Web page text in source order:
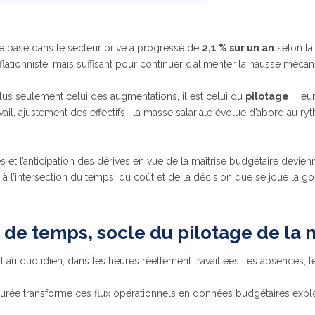
base dans le secteur privé a progressé de 2,1 % sur un an selon la
mais suffisant pour continuer d’alimenter la hausse
seulement celui des augmentations, il est celui du pilotage .
ajustement des effectifs : la masse salariale évolue d’abord au
et l’anticipation des dérives en vue de la maîtrise budgétaire
à l’intersection du temps, du coût et de la décision que se joue la
de temps, socle du pilotage de la
au quotidien, dans les heures réellement travaillées, les absences,
transforme ces flux opérationnels en données budgétaires